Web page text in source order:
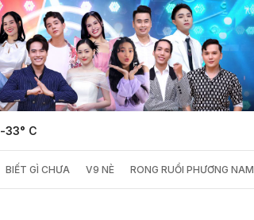
-33° C
BIẾT GÌ CHƯA V9 NÈ RONG RUỔI PHƯƠNG NAM